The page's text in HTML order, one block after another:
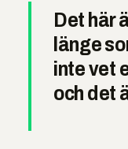
Det här
länge
inte vet
och det